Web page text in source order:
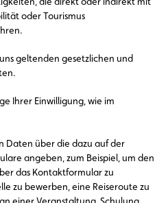
oder Tourismus
geltenden gesetzlichen und
Ihrer Einwilligung, wie im
Daten über die dazu auf der
angeben, zum Beispiel, um den
das Kontaktformular zu
zu bewerben, eine Reiseroute zu